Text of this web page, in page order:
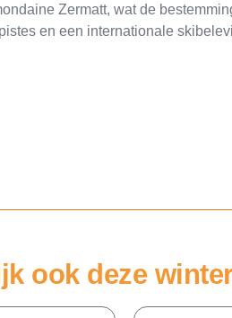
Zermatt, wat de
en een internationale
ook deze